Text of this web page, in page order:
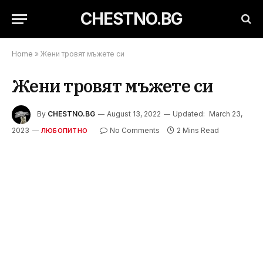
CHESTNO.BG
Home » Жени тровят мъжете си
Жени тровят мъжете си
By CHESTNO.BG August 13, 2022 Updated: March 23,
2023
ЛЮБОПИТНО No Comments 2 Mins Read